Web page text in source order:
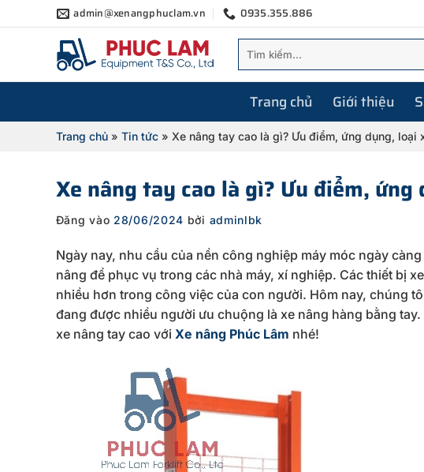
qua
admin@xenangphuclam.vn 0935.355.886
kiếm:
Trang chủ Giới thiệu
Trang chủ» Tin tức» Xe nâng tay cao là gì? Ưu điểm, ứng dụng, loại
Xe nâng tay cao là gì? Ưu điểm,
Đăng vào 28/06/2024 bởi adminlbk
Ngày nay, nhu cầu của nền công nghiệp máy móc ngày
nâng để phục vụ trong các nhà máy, xí nghiệp. Các thiết bị
nhiều hơn trong công việc của con người. Hôm nay, chúng
đang được nhiều người ưu chuộng là xe nâng hàng bằng
xe nâng tay cao với Xe nâng Phúc Lâm nhé!